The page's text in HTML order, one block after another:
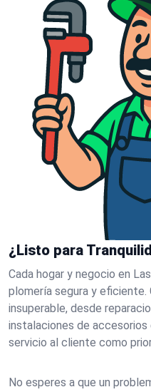
¿Listo para
Cada hogar y negocio en
plomería segura y eficiente.
insuperable, desde
instalaciones de
servicio al cliente como
No esperes a que un